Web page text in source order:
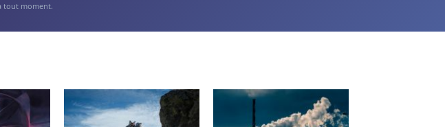
tout moment.